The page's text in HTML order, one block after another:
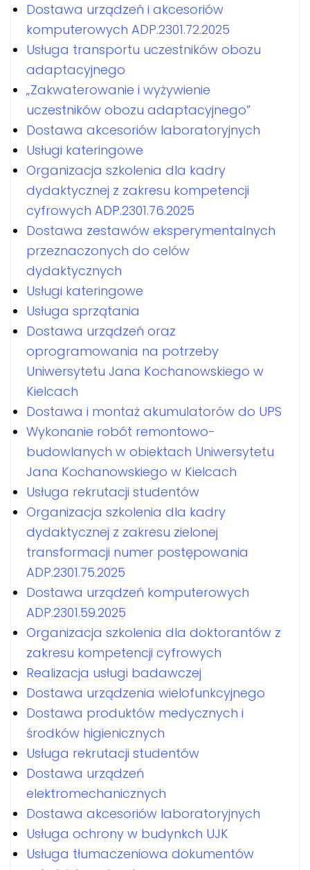
Dostawa urządzeń i akcesoriów
komputerowych ADP.2301.72.2025
Usługa transportu uczestników obozu
adaptacyjnego
„Zakwaterowanie i wyżywienie
uczestników obozu adaptacyjnego”
Dostawa akcesoriów laboratoryjnych
Usługi kateringowe
Organizacja szkolenia dla kadry
dydaktycznej z zakresu kompetencji
cyfrowych ADP.2301.76.2025
Dostawa zestawów eksperymentalnych
przeznaczonych do celów
dydaktycznych
Usługi kateringowe
Usługa sprzątania
Dostawa urządzeń oraz
oprogramowania na potrzeby
Uniwersytetu Jana Kochanowskiego w
Kielcach
Dostawa i montaż akumulatorów do UPS
Wykonanie robót remontowo-
budowlanych w obiektach Uniwersytetu
Jana Kochanowskiego w Kielcach
Usługa rekrutacji studentów
Organizacja szkolenia dla kadry
dydaktycznej z zakresu zielonej
transformacji numer postępowania
ADP.2301.75.2025
Dostawa urządzeń komputerowych
ADP.2301.59.2025
Organizacja szkolenia dla doktorantów z
zakresu kompetencji cyfrowych
Realizacja usługi badawczej
Dostawa urządzenia wielofunkcyjnego
Dostawa produktów medycznych i
środków higienicznych
Usługa rekrutacji studentów
Dostawa urządzeń
elektromechanicznych
Dostawa akcesoriów laboratoryjnych
Usługa ochrony w budynkch UJK
Usługa tłumaczeniowa dokumentów